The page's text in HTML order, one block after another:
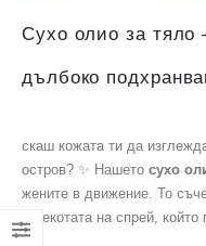
Сухо олио за тяло
дълбоко
скаш кожата ти да
остров? ✨ Нашето сухо
жените в движение. То
с лекотата на спрей, който